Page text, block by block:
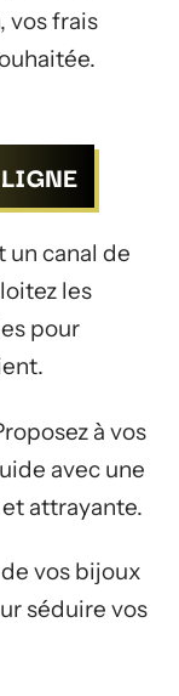
vos frais
un canal de
les
pour
à vos
avec une
attrayante.
vos bijoux
séduire vos